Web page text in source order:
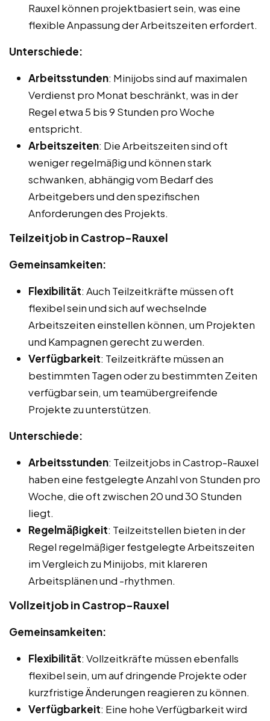
Rauxel können projektbasiert sein, was eine
flexible Anpassung der Arbeitszeiten erfordert.
Unterschiede:
Arbeitsstunden: Minijobs sind auf maximalen
Verdienst pro Monat beschränkt, was in der
Regel etwa 5 bis 9 Stunden pro Woche
entspricht.
Arbeitszeiten: Die Arbeitszeiten sind oft
weniger regelmäßig und können stark
schwanken, abhängig vom Bedarf des
Arbeitgebers und den spezifischen
Anforderungen des Projekts.
Teilzeitjob in Castrop-Rauxel
Gemeinsamkeiten:
Flexibilität: Auch Teilzeitkräfte müssen oft
flexibel sein und sich auf wechselnde
Arbeitszeiten einstellen können, um Projekten
und Kampagnen gerecht zu werden.
Verfügbarkeit: Teilzeitkräfte müssen an
bestimmten Tagen oder zu bestimmten Zeiten
verfügbar sein, um teamübergreifende
Projekte zu unterstützen.
Unterschiede:
Arbeitsstunden: Teilzeitjobs in Castrop-Rauxel
haben eine festgelegte Anzahl von Stunden pro
Woche, die oft zwischen 20 und 30 Stunden
liegt.
Regelmäßigkeit: Teilzeitstellen bieten in der
Regel regelmäßiger festgelegte Arbeitszeiten
im Vergleich zu Minijobs, mit klareren
Arbeitsplänen und -rhythmen.
Vollzeitjob in Castrop-Rauxel
Gemeinsamkeiten:
Flexibilität: Vollzeitkräfte müssen ebenfalls
flexibel sein, um auf dringende Projekte oder
kurzfristige Änderungen reagieren zu können.
Verfügbarkeit: Eine hohe Verfügbarkeit wird